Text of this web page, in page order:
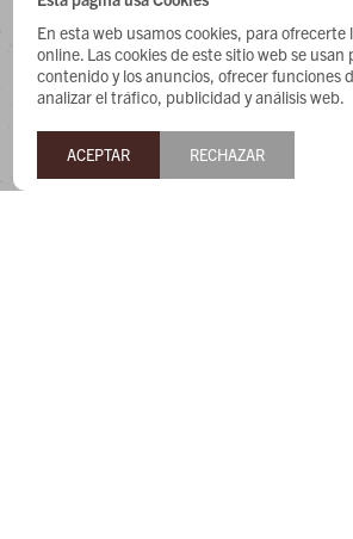
En esta web usamos cookies, para ofrecerte
online. Las cookies de este sitio web se usan
contenido y los anuncios, ofrecer funciones
analizar el tráfico, publicidad y análisis web.
ACEPTAR RECHAZAR
CONTACTO
Whatsapp: 091487180
Teléfono: 27169991
Lunes a jueves de 9:00 a 13:00 y de 14:00
9:30 a 13:00 y de 14:00 a 17:45.